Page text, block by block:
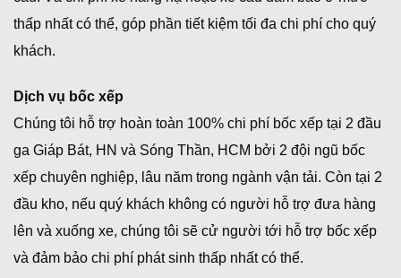
thấp nhất có thể, góp phần tiết kiệm tối đa chi phí cho quý
khách.
Dịch vụ bốc xếp
Chúng tôi hỗ trợ hoàn toàn 100% chi phí bốc xếp tại 2 đầu
ga Giáp Bát, HN và Sóng Thần, HCM bởi 2 đội ngũ bốc
xếp chuyên nghiệp, lâu năm trong ngành vận tải. Còn tại 2
đầu kho, nếu quý khách không có người hỗ trợ đưa hàng
lên và xuống xe, chúng tôi sẽ cử người tới hỗ trợ bốc xếp
và đảm bảo chi phí phát sinh thấp nhất có thể.